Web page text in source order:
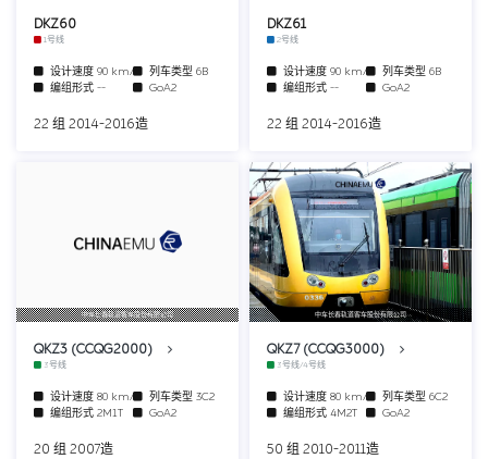
DKZ60
1号线
设计速度 90 km/h 列车类型 6B
编组形式 -- GoA2
22 组 2014-2016造
DKZ61
2号线
设计速度 90 km/h 列车类型 6B
编组形式 -- GoA2
22 组 2014-2016造
中车长春轨道客车股份有限公司
QKZ3 (CCQG2000)
3号线
设计速度 80 km/h 列车类型 3C2
编组形式 2M1T GoA2
20 组 2007造
中车长春轨道客车股份有限公司
QKZ7 (CCQG3000)
3号线/4号线
设计速度 80 km/h 列车类型 6C2
编组形式 4M2T GoA2
50 组 2010-2011造